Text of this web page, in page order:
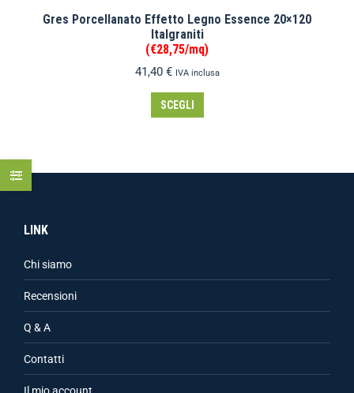
Gres Porcellanato Effetto Legno Essence 20×120
Italgraniti
(€28,75/mq)
41,40 € IVA inclusa
SCEGLI
LINK
Chi siamo
Recensioni
Q & A
Contatti